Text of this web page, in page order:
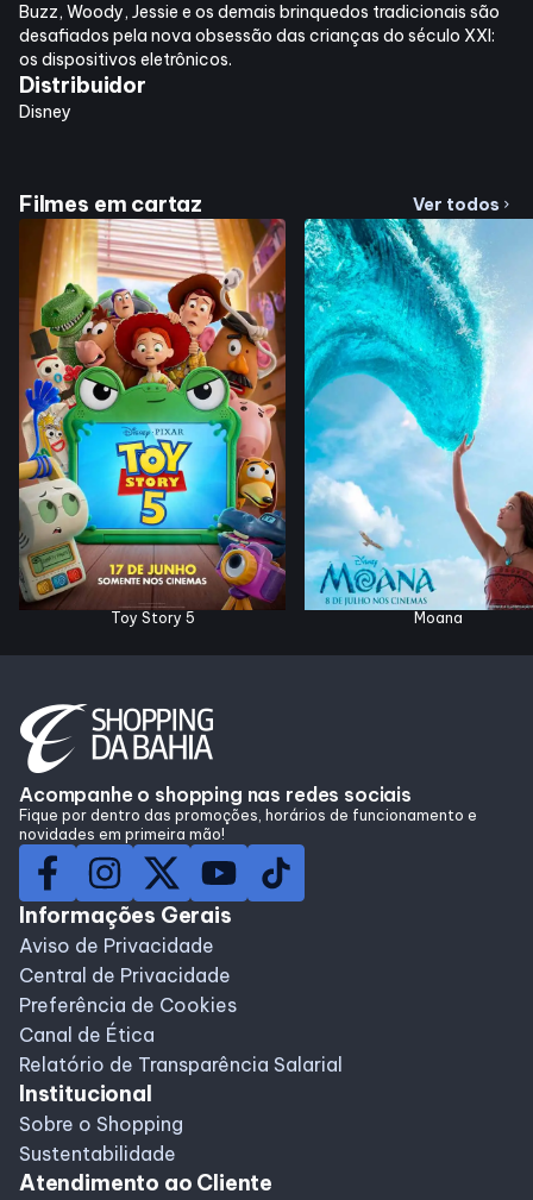
Buzz, Woody, Jessie e os demais brinquedos tradicionais são
desafiados pela nova obsessão das crianças do século XXI:
os dispositivos eletrônicos.
Distribuidor
Disney
Filmes em cartaz Ver todos chevron_right
Toy Story 5 Moana
Acompanhe o shopping nas redes sociais
Fique por dentro das promoções, horários de funcionamento e
novidades em primeira mão!
Informações Gerais
Aviso de Privacidade
Central de Privacidade
Preferência de Cookies
Canal de Ética
Relatório de Transparência Salarial
Institucional
Sobre o Shopping
Sustentabilidade
Atendimento ao Cliente